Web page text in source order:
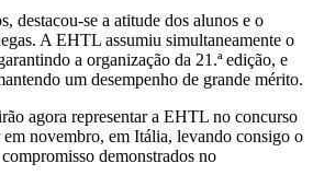
destacou-se a atitude dos alunos e o
A EHTL assumiu simultaneamente o
a organização da 21.ª edição, e
um desempenho de grande mérito.
agora representar a EHTL no concurso
novembro, em Itália, levando consigo o
demonstrados no